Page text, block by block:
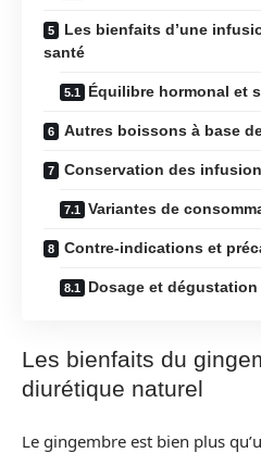
Les bienfaits d’une
santé
Équilibre hormonal et
Autres boissons à base
Conservation des
Variantes de
Contre-indications et
Dosage et dégustation
Les bienfaits du
diurétique naturel
Le gingembre est bien plus